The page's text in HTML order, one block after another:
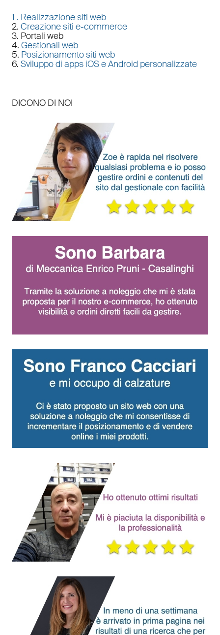
1 . Realizzazione siti web
2. Creazione siti e-commerce
3. Portali web
4. Gestionali web
5. Posizionamento siti web
6. Sviluppo di apps iOS e Android personalizzate
DICONO DI NOI